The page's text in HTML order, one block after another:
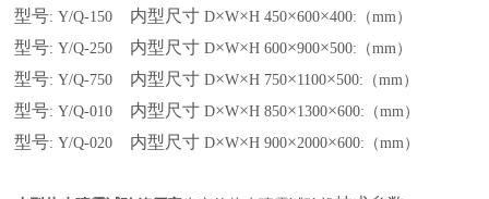
型号: Y/Q-150 内型尺寸 D×W×H 450×600×400:（mm）
型号: Y/Q-250 内型尺寸 D×W×H 600×900×500:（mm）
型号: Y/Q-750 内型尺寸 D×W×H 750×1100×500:（mm）
型号: Y/Q-010 内型尺寸 D×W×H 850×1300×600:（mm）
型号: Y/Q-020 内型尺寸 D×W×H 900×2000×600:（mm）